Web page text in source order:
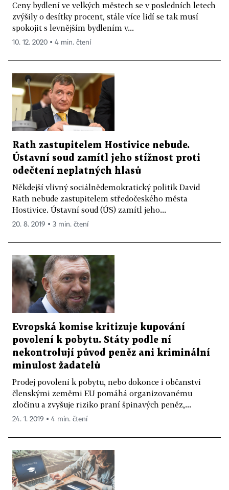
Ceny bydlení ve velkých městech se v posledních letech
zvýšily o desítky procent, stále více lidí se tak musí
spokojit s levnějším bydlením v...
10. 12. 2020 ▪ 4 min. čtení
Rath zastupitelem Hostivice nebude.
Ústavní soud zamítl jeho stížnost proti
odečtení neplatných hlasů
Někdejší vlivný sociálnědemokratický politik David
Rath nebude zastupitelem středočeského města
Hostivice. Ústavní soud (ÚS) zamítl jeho...
20. 8. 2019 ▪ 3 min. čtení
Evropská komise kritizuje kupování
povolení k pobytu. Státy podle ní
nekontrolují původ peněz ani kriminální
minulost žadatelů
Prodej povolení k pobytu, nebo dokonce i občanství
členskými zeměmi EU pomáhá organizovanému
zločinu a zvyšuje riziko praní špinavých peněz,...
24. 1. 2019 ▪ 4 min. čtení